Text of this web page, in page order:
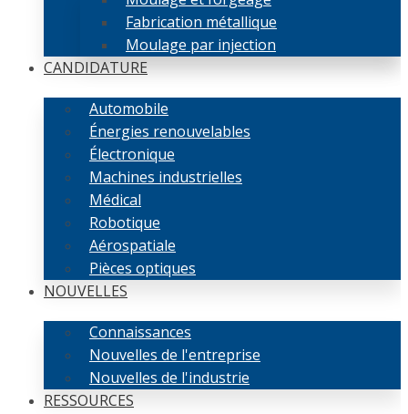
Fabrication métallique
Moulage par injection
CANDIDATURE
Automobile
Énergies renouvelables
Électronique
Machines industrielles
Médical
Robotique
Aérospatiale
Pièces optiques
NOUVELLES
Connaissances
Nouvelles de l'entreprise
Nouvelles de l'industrie
RESSOURCES